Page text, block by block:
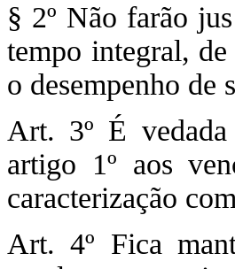
§ 2º Não farão
tempo integral,
o desempenho de
Art. 3º É
artigo 1º aos
caracterização
Art. 4º Fica